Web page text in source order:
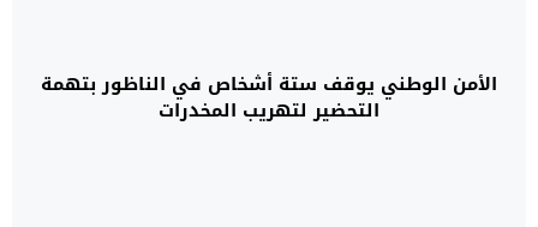
الأمن الوطني يوقف ستة أشخاص في الناظور بتهمة
التحضير لتهريب المخدرات